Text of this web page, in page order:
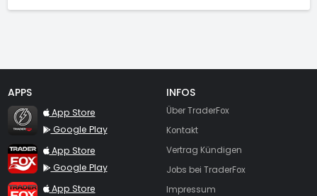
APPS
TraderFox Flash
App Store
Google Play
TraderFox App
App Store
Google Play
TraderFox Pro
App Store
INFOS
Über TraderFox
Kontakt
Vertrag Kündigen
Jobs bei TraderFox
Impressum